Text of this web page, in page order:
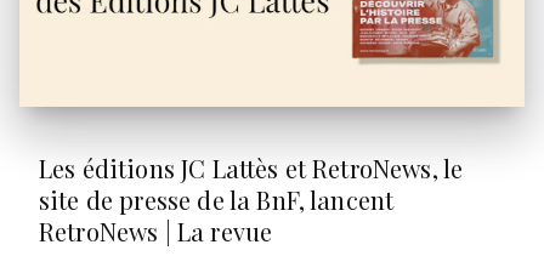
Les éditions JC Lattès et RetroNews, le
site de presse de la BnF, lancent
RetroNews | La revue